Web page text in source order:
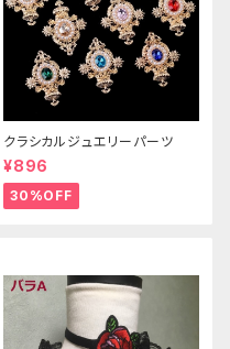
クラシカルジュエリーパーツ
¥896
30%OFF